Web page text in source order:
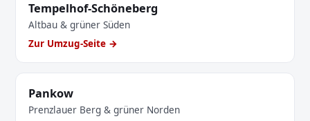
Tempelhof-Schöneberg
Altbau & grüner Süden
Zur Umzug-Seite →
Pankow
Prenzlauer Berg & grüner Norden